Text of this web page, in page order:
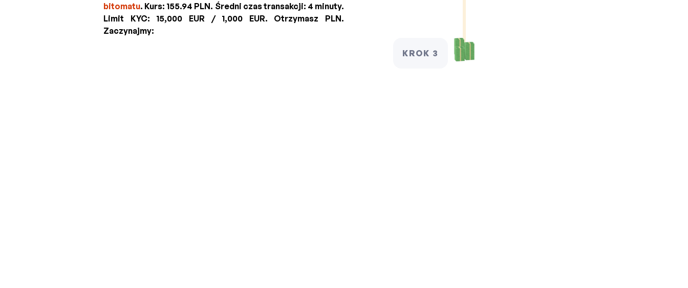
bitomatu. Kurs: 155.94 PLN. Średni czas transakcji: 4 minuty.
Limit KYC: 15,000 EUR / 1,000 EUR. Otrzymasz PLN.
Zaczynajmy:
KROK 3